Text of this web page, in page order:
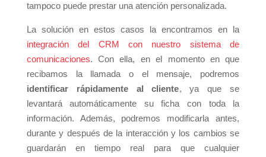
tampoco puede prestar una atención personalizada.
La solución en estos casos la encontramos en la
integración del CRM con nuestro sistema de
comunicaciones. Con ella, en el momento en que
recibamos la llamada o el mensaje, podremos
identificar rápidamente al cliente, ya que se
levantará automáticamente su ficha con toda la
información. Además, podremos modificarla antes,
durante y después de la interacción y los cambios se
guardarán en tiempo real para que cualquier